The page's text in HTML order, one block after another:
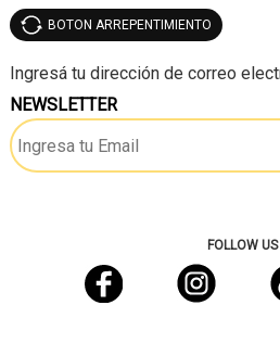
BOTON ARREPENTIMIENTO
NEWSLETTER
FOLLOW US